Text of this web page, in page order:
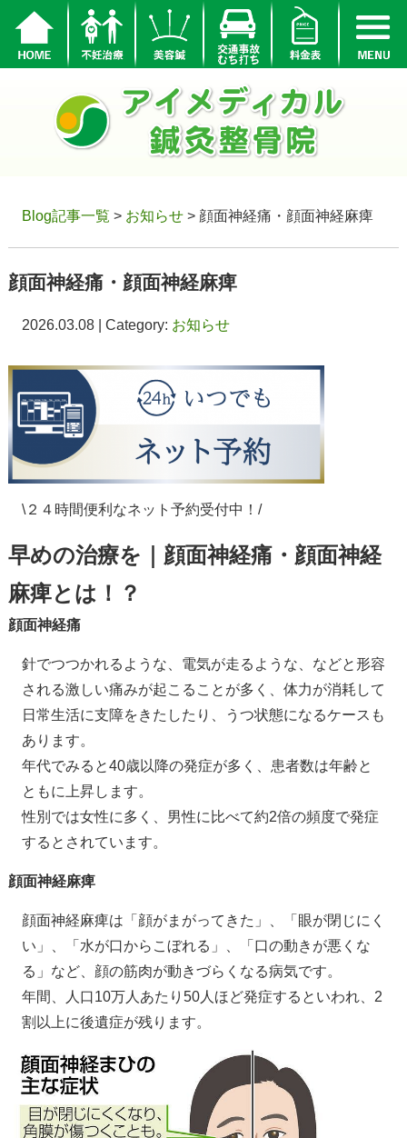
Blog記事一覧 > お知らせ> 顔面神経痛・顔面神経麻痺
顔面神経痛・顔面神経麻痺
2026.03.08 | Category: お知らせ
\２４時間便利なネット予約受付中！/
早めの治療を｜顔面神経痛・顔面神経
麻痺とは！？
顔面神経痛
針でつつかれるような、電気が走るような、などと形容
される激しい痛みが起こることが多く、体力が消耗して
日常生活に支障をきたしたり、うつ状態になるケースも
あります。
年代でみると40歳以降の発症が多く、患者数は年齢と
ともに上昇します。
性別では女性に多く、男性に比べて約2倍の頻度で発症
するとされています。
顔面神経麻痺
顔面神経麻痺は「顔がまがってきた」、「眼が閉じにく
い」、「水が口からこぼれる」、「口の動きが悪くな
る」など、顔の筋肉が動きづらくなる病気です。
年間、人口10万人あたり50人ほど発症するといわれ、2
割以上に後遺症が残ります。